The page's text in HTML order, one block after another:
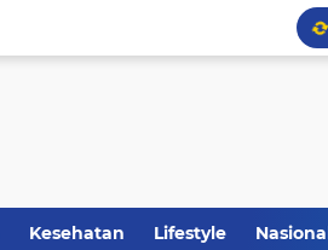
Kesehatan Lifestyle